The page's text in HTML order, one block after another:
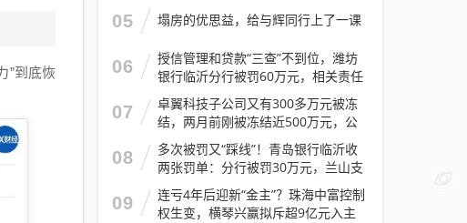
”到底恢
05 塌房的优思益，给与辉同行上了一课
06
授信管理和贷款“三查”不到位，潍坊
银行临沂分行被罚60万元，相关责任
人被警告
07
卓翼科技子公司又有300多万元被冻
结，两月前刚被冻结近500万元，公
司去年预计亏损至少2.1亿元
08
多次被罚又“踩线”！青岛银行临沂收
两张罚单：分行被罚30万元，兰山支
行被罚30万元
09
连亏4年后迎新“金主”？珠海中富控制
权生变，横琴兴赢拟斥超9亿元入主